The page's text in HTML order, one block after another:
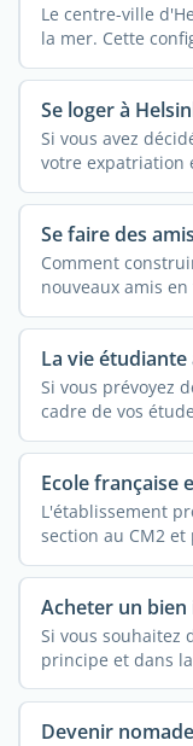
Le centre-ville
la mer. Cette
Se loger à
Si vous avez
votre expatriation
Se faire des
Comment
nouveaux amis
La vie étudiante
Si vous prévoyez
cadre de vos
Ecole française
L'établissement
section au CM2
Acheter un
Si vous souhaitez
principe et dans
Devenir